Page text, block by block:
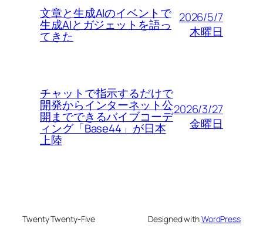
文章と生成AIのイベントで
生成AIとガジェットを語っ
てきた
2026/5/7
木曜日
チャットで指示するだけで
開発からインターネット公
開までできるバイブコーデ
ィング「Base44」が日本
上陸
2026/3/27
金曜日
Twenty Twenty-Five Designed withWordPress